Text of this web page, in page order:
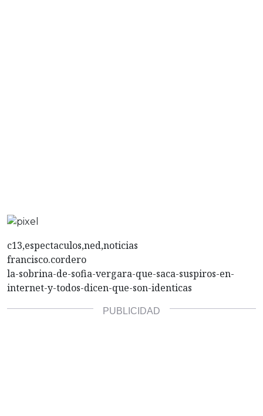
c13,espectaculos,ned,noticias
francisco.cordero
la-sobrina-de-sofia-vergara-que-saca-suspiros-en-
internet-y-todos-dicen-que-son-identicas